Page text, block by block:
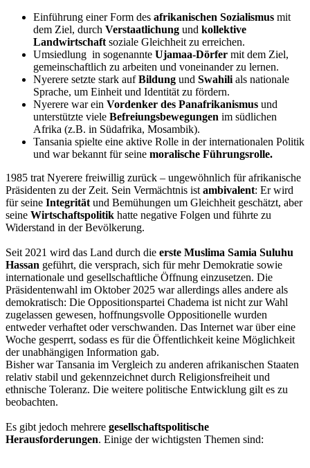
Einführung einer Form des afrikanischen Sozialismus mit
dem Ziel, durch Verstaatlichung und kollektive
Landwirtschaft soziale Gleichheit zu erreichen.
Umsiedlung in sogenannte Ujamaa-Dörfer mit dem Ziel,
gemeinschaftlich zu arbeiten und voneinander zu lernen.
Nyerere setzte stark aufBildung und Swahili als nationale
Sprache, um Einheit und Identität zu fördern.
Nyerere war ein Vordenker des Panafrikanismus und
unterstützte viele Befreiungsbewegungen im südlichen
Afrika (z.B. in Südafrika, Mosambik).
Tansania spielte eine aktive Rolle in der internationalen Politik
und war bekannt für seine moralische Führungsrolle.
1985 trat Nyerere freiwillig zurück – ungewöhnlich für afrikanische
Präsidenten zu der Zeit. Sein Vermächtnis ist ambivalent: Er wird
für seine Integrität und Bemühungen um Gleichheit geschätzt, aber
seine Wirtschaftspolitik hatte negative Folgen und führte zu
Widerstand in der Bevölkerung.
Seit 2021 wird das Land durch die erste Muslima Samia Suluhu
Hassan geführt, die versprach, sich für mehr Demokratie sowie
internationale und gesellschaftliche Öffnung einzusetzen. Die
Präsidentenwahl im Oktober 2025 war allerdings alles andere als
demokratisch: Die Oppositionspartei Chadema ist nicht zur Wahl
zugelassen gewesen, hoffnungsvolle Oppositionelle wurden
entweder verhaftet oder verschwanden. Das Internet war über eine
Woche gesperrt, sodass es für die Öffentlichkeit keine Möglichkeit
der unabhängigen Information gab.
Bisher war Tansania im Vergleich zu anderen afrikanischen Staaten
relativ stabil und gekennzeichnet durch Religionsfreiheit und
ethnische Toleranz. Die weitere politische Entwicklung gilt es zu
beobachten.
Es gibt jedoch mehrere gesellschaftspolitische
Herausforderungen. Einige der wichtigsten Themen sind: